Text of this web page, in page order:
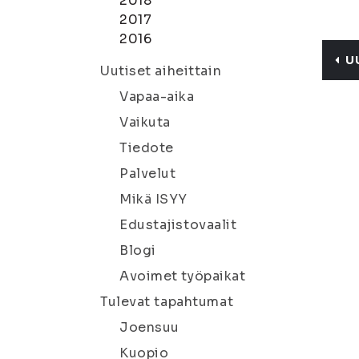
2017
2016
Uutiset aiheittain
Vapaa-aika
Vaikuta
Tiedote
Palvelut
Mikä ISYY
Edustajistovaalit
Blogi
Avoimet työpaikat
Tulevat tapahtumat
Joensuu
Kuopio